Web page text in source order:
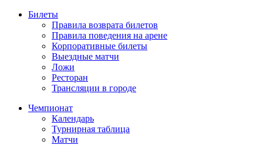
Билеты
Правила возврата билетов
Правила поведения на арене
Корпоративные билеты
Выездные матчи
Ложи
Ресторан
Трансляции в городе
Чемпионат
Календарь
Турнирная таблица
Матчи